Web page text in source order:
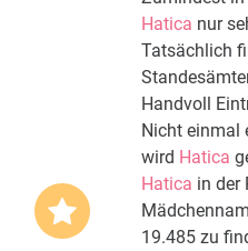
Hatica nur
Tatsächlich
Handvoll
Nicht einmal
wird Hatica
Hatica in der
19.485 zu